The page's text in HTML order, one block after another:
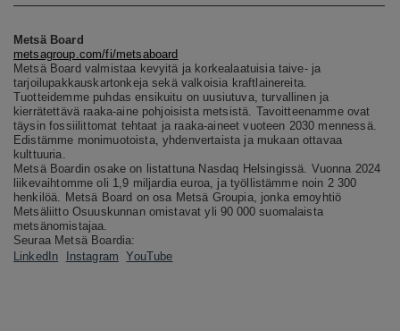
Metsä Board
metsagroup.com/fi/metsaboard
Metsä Board valmistaa kevyitä ja korkealaatuisia taive- ja
tarjoilupakkauskartonkeja sekä valkoisia kraftlainereita.
Tuotteidemme puhdas ensikuitu on uusiutuva, turvallinen ja
kierrätettävä raaka-aine pohjoisista metsistä. Tavoitteenamme ovat
täysin fossiilittomat tehtaat ja raaka-aineet vuoteen 2030 mennessä.
Edistämme monimuotoista, yhdenvertaista ja mukaan ottavaa
kulttuuria.
Metsä Boardin osake on listattuna Nasdaq Helsingissä. Vuonna 2024
liikevaihtomme oli 1,9 miljardia euroa, ja työllistämme noin 2 300
henkilöä. Metsä Board on osa Metsä Groupia, jonka emoyhtiö
Metsäliitto Osuuskunnan omistavat yli 90 000 suomalaista
metsänomistajaa.
Seuraa Metsä Boardia:
LinkedIn
Instagram YouTube